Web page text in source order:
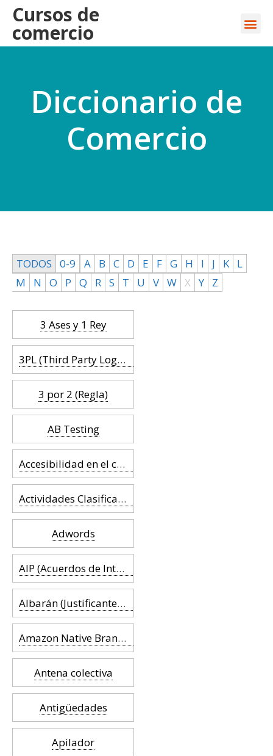
Cursos de
comercio
Diccionario de
Comercio
TODOS 0-9 A B C D E F G H I J K
L
M
N O P Q R S T U V W X Y Z
3 Ases y 1 Rey
3PL (Third Party Logistics)
3 por 2 (Regla)
AB Testing
Accesibilidad en el comercio
Actividades Clasificadas
Adwords
AIP (Acuerdos de Interés Profesional)
Albarán (Justificante de entrega)
Amazon Native Brands (ANB)
Antena colectiva
Antigüedades
Apilador